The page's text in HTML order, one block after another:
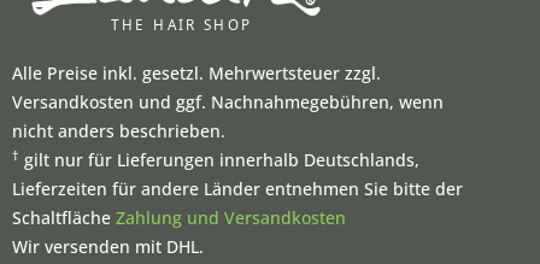
Alle Preise inkl. gesetzl. Mehrwertsteuer zzgl.
Versandkosten und ggf. Nachnahmegebühren, wenn
nicht anders beschrieben.
† gilt nur für Lieferungen innerhalb Deutschlands,
Lieferzeiten für andere Länder entnehmen Sie bitte der
Schaltfläche Zahlung und Versandkosten
Wir versenden mit DHL.